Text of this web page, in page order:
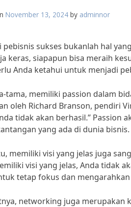
November 13, 2024 by adminnor
pebisnis sukses bukanlah hal
keras, siapapun bisa meraih
Anda ketahui untuk menjadi
tama, memiliki passion dalam
oleh Richard Branson, pendiri
tidak akan berhasil.” Passion
yang ada di dunia bisnis.
memiliki visi yang jelas juga
visi yang jelas, Anda tidak
tetap fokus dan
networking juga merupakan